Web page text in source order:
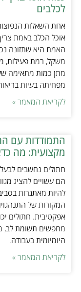
לכלבים
אחת השאלות
אוכל הכלב באמת
האמת היא שתזונה
משקל, רמת פעילות,
מתן כמות מתאימה
מפחיתה בעיות
לקריאת המאמר »
התמודדות עם
מקצועית: מה
חתולים נחשבים
הם עשויים להציג
להיות מאתגרות
המקורות של
אפקטיבית. חתולים
מחפשים תשומת לב,
היומיומית בעבודה.
לקריאת המאמר »